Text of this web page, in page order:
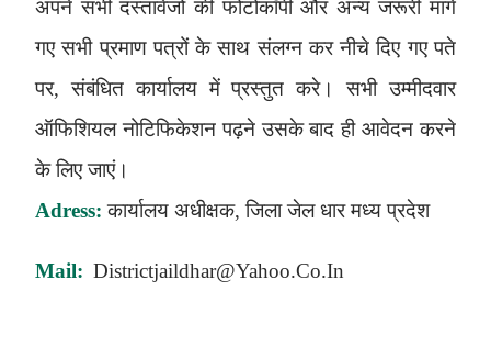
अपने सभी दस्तावेजो की फोटोकॉपी और अन्य जरूरी मांगे
गए सभी प्रमाण पत्रों के साथ संलग्न कर नीचे दिए गए पते
पर, संबंधित कार्यालय में प्रस्तुत करे। सभी उम्मीदवार
ऑफिशियल नोटिफिकेशन पढ़ने उसके बाद ही आवेदन करने
के लिए जाएं।
Adress:कार्यालय अधीक्षक, जिला जेल धार मध्य प्रदेश
Mail: Districtjaildhar@yahoo.co.in